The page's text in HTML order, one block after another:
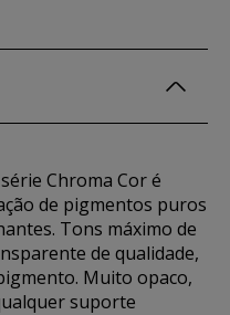
Chroma Cor é
de pigmentos puros
Tons máximo de
de qualidade,
Muito opaco,
suporte